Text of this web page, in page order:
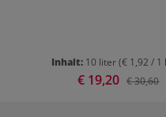
Inhalt: 10 liter(€ 1,92 / 1
Verkaufspreis:
€ 19,20 € 30,60